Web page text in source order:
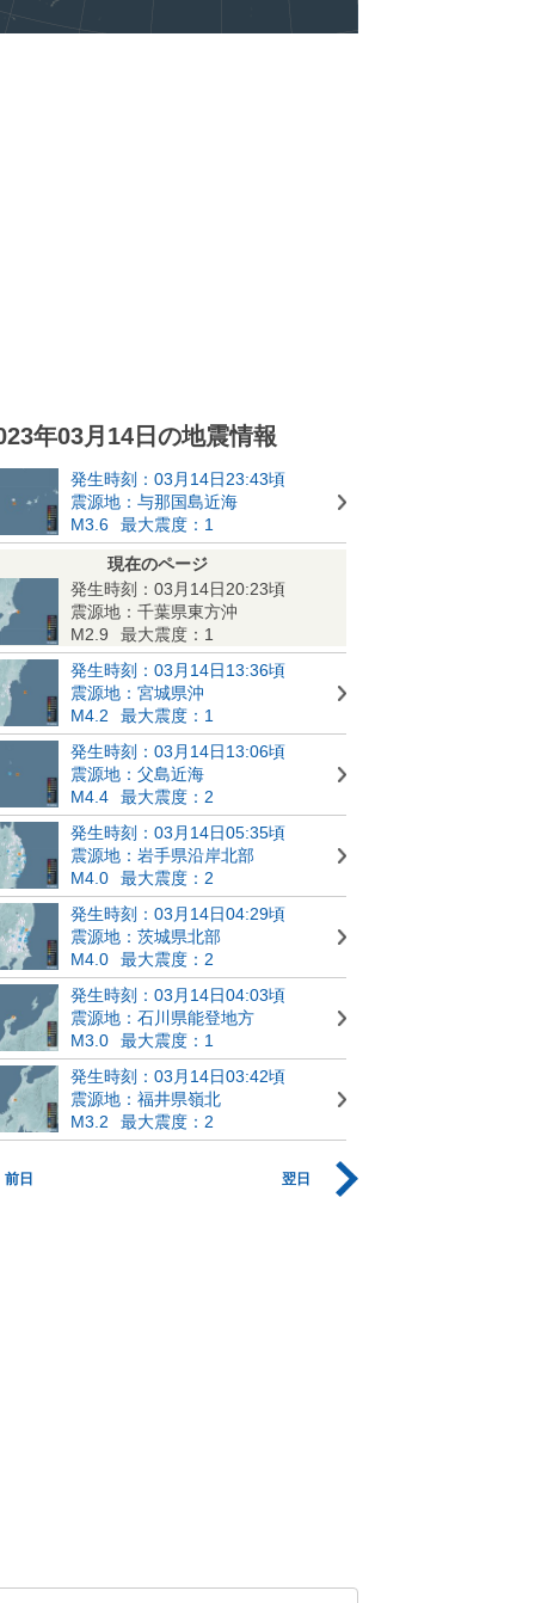
年03月14日の地震情報
発生時刻：03月14日23:43頃
震源地：与那国島近海
M3.6
最大震度：1
現在のページ
発生時刻：03月14日20:23頃
震源地：千葉県東方沖
M2.9
最大震度：1
発生時刻：03月14日13:36頃
震源地：宮城県沖
M4.2
最大震度：1
発生時刻：03月14日13:06頃
震源地：父島近海
M4.4
最大震度：2
発生時刻：03月14日05:35頃
震源地：岩手県沿岸北部
M4.0
最大震度：2
発生時刻：03月14日04:29頃
震源地：茨城県北部
M4.0
最大震度：2
発生時刻：03月14日04:03頃
震源地：石川県能登地方
M3.0
最大震度：1
発生時刻：03月14日03:42頃
震源地：福井県嶺北
M3.2
最大震度：2
前日 翌日